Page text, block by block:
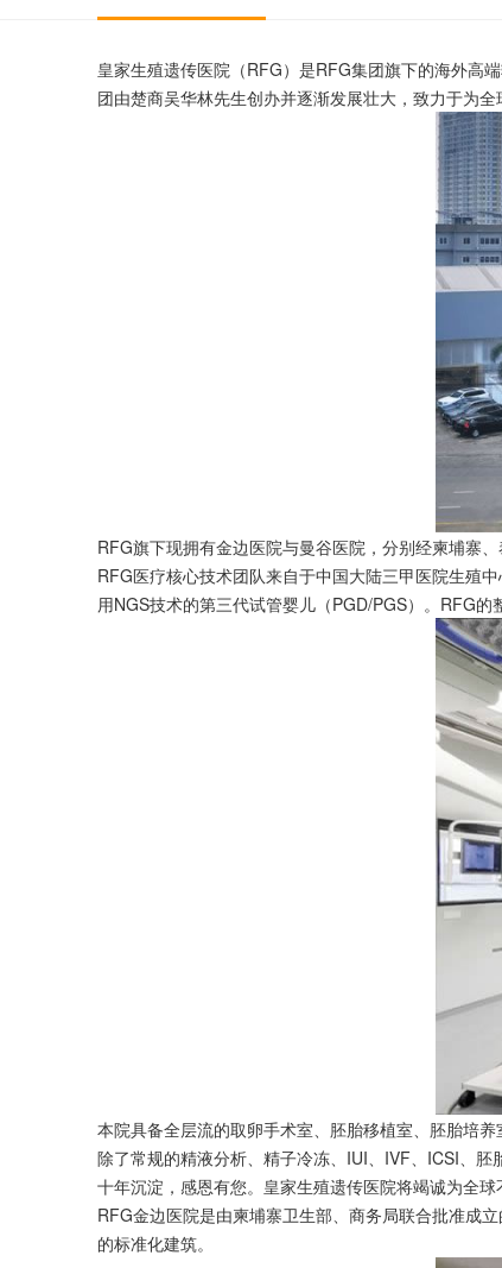
皇家生殖遗传医院（RFG）是RFG集团旗下的海外高
团由楚商吴华林先生创办并逐渐发展壮大，致力于为
RFG旗下现拥有金边医院与曼谷医院，分别经柬埔寨
RFG医疗核心技术团队来自于中国大陆三甲医院生殖
用NGS技术的第三代试管婴儿（PGD/PGS）。RFG的
本院具备全层流的取卵手术室、胚胎移植室、胚胎培
除了常规的精液分析、精子冷冻、IUI、IVF、ICSI、
十年沉淀，感恩有您。皇家生殖遗传医院将竭诚为全
RFG金边医院是由柬埔寨卫生部、商务局联合批准成
的标准化建筑。